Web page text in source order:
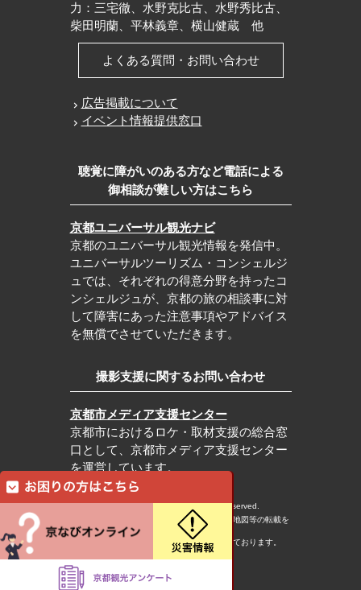
力：三宅徹、水野克比古、水野秀比古、
柴田明蘭、平林義章、横山健蔵 他
よくある質問・お問い合わせ
広告掲載について
イベント情報提供窓口
聴覚に障がいのある方など電話による
御相談が難しい方はこちら
京都ユニバーサル観光ナビ
京都のユニバーサル観光情報を発信中。
ユニバーサルツーリズム・コンシェルジ
ュでは、それぞれの得意分野を持ったコ
ンシェルジュが、京都の旅の相談事に対
して障害にあった注意事項やアドバイス
を無償でさせていただきます。
撮影支援に関するお問い合わせ
京都市メディア支援センター
京都市におけるロケ・取材支援の総合窓
口として、京都市メディア支援センター
を運営しています。
c Kyoto City Tourism Association All rights reserved.
※本ホームページの内容・写真・イラスト・地図等の転載を
固くお断りします。
※本ホームページの運営は宿泊税を活用しております。